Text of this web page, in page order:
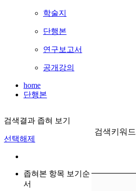
학술지
단행본
연구보고서
공개강의
home
단행본
검색결과 좁혀 보기
선택해제
좁혀본 항목 보기순
서
검색키워드